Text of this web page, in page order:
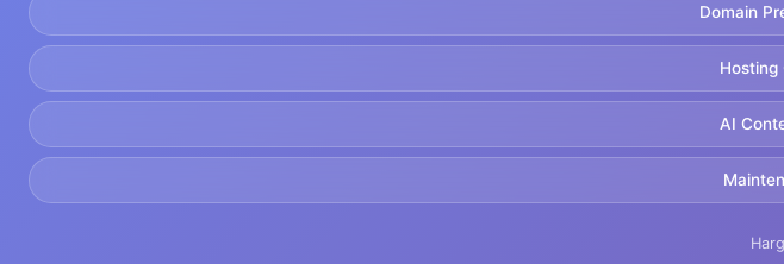
Domain
Hosting
AI